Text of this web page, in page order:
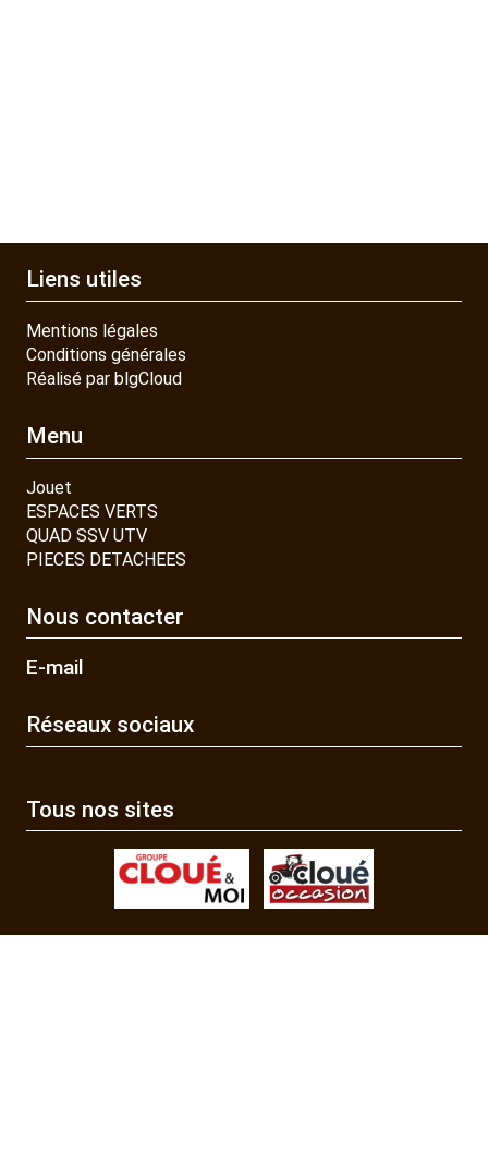
Liens utiles
Mentions légales
Conditions générales
Réalisé par blgCloud
Menu
Jouet
ESPACES VERTS
QUAD SSV UTV
PIECES DETACHEES
Nous contacter
E-mail
Réseaux sociaux
Tous nos sites